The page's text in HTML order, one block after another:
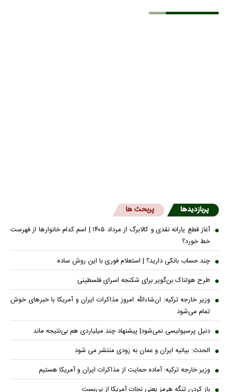
پربازدیدها پربحث ها
آغاز قطع یارانه نقدی و کالابرگ از مرداد ۱۴۰۵ | اسم کدام خانوار‌ها از فهرست
خط خورد؟
چند حساب بانکی دارید؟ | استعلام فوری با این روش ساده
طرح هولناک بن‌گویر برای شکنجه اسرای فلسطینی
وزیر خارجه ترکیه: ان‌شاءالله امروز مذاکرات ایران و آمریکا با خبرهای خوش
تمام می‌شود
دنیل پرسپولیسی نمی‌شود| پیشنهاد چند میلیاردی هم بی‌نتیجه ماند
الحدث: بیانیه ایران و عمان به زودی منتشر می شود
وزیر خارجه ترکیه: آماده حمایت از مذاکرات ایران و آمریکا هستیم
باز کردن تنگه هرمز یعنی نجات آمریکا از بن‌بست